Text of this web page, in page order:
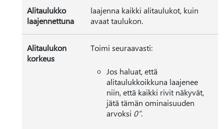
Alitaulukko
laajennettuna
laajenna kaikki alitaulukot, kuin
avaat taulukon.
Alitaulukon
korkeus
Toimi seuraavasti:
Jos haluat, että
alitaulukkoikkuna laajenee
niin, että kaikki rivit näkyvät,
jätä tämän ominaisuuden
arvoksi 0”.